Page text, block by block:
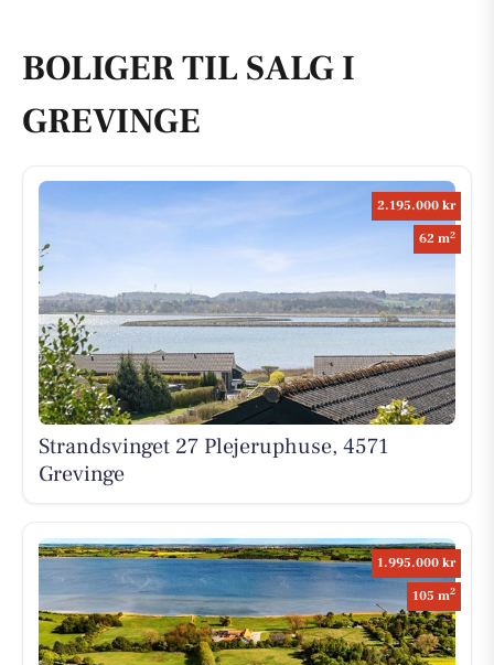
BOLIGER TIL SALG I
GREVINGE
2.195.000 kr
62 m2
Strandsvinget 27 Plejeruphuse, 4571
Grevinge
1.995.000 kr
105 m2